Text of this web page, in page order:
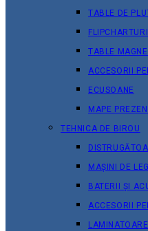
TABLE DE
TABLE
ACCESORII
ECUSOANE
MAPE
TEHNICA DE BIROU
MAȘINI DE
BATERII ȘI
ACCESORII